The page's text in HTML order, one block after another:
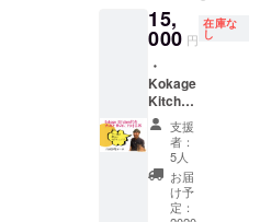
ます
（送料
込
み）。
※リター
ンは
2020年
2月1日
から順
次お届
けを開
始し、
リジナ
ルス
テッ
カーを
お送り
いたし
ます。
※指定住
所へお
送りし
ます
（送料
て人気
の「そ
ば粉
ワッフ
ル」。
出店会
場にい
けばそ
のワッ
フルが
いつで
も食べ
15,
000 円
在庫な
し
・
Kokage
Kitchen
代表大
島と飲
みに行
ける券
・オリ
ジナル
支援
者：
5人
お届
け予
定：